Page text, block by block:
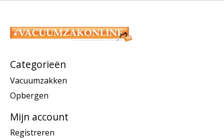
Categorieën
Vacuumzakken
Opbergen
Mijn account
Registreren